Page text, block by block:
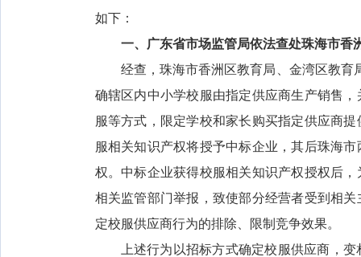
如下：
一、广东省市场监管局依法查处珠海市香
经查，珠海市香洲区教育局、金湾区教育
确辖区内中小学校服由指定供应商生产销售
服等方式，限定学校和家长购买指定供应商
服相关知识产权将授予中标企业，其后珠海
权。中标企业获得校服相关知识产权授权后
相关监管部门举报，致使部分经营者受到相
定校服供应商行为的排除、限制竞争效果。
上述行为以招标方式确定校服供应商，